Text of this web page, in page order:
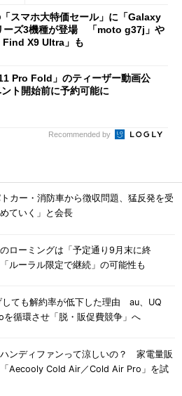
スマホ大特価セール」に「Galaxy
ーズ3機種が登場 「moto g37j」や
Find X9 Ultra」も
Pro Fold」のティーザー動画公
ト開始前に予約可能に
Recommended by
カー・消防車から徴収問題、猛反発を受
ていく」と会長
ローミングは「予定通り9月末に終
ルーラル限定で継続」の可能性も
しても解約率が低下した理由 au、UQ
循環させ「脱・販促費競争」へ
ハンディファンって涼しいの？ 家電量販
Aecooly Cold Air／Cold Air Pro」を試